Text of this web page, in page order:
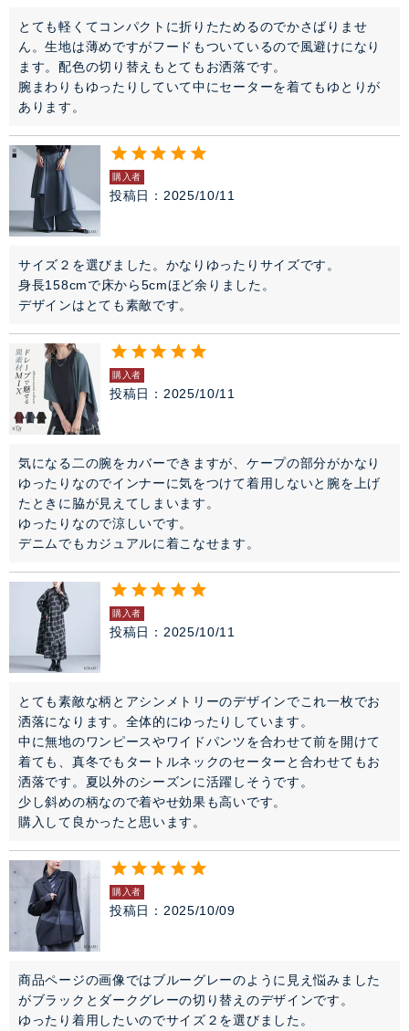
とても軽くてコンパクトに折りたためるのでかさばりませ
ん。生地は薄めですがフードもついているので風避けになり
ます。配色の切り替えもとてもお洒落です。
腕まわりもゆったりしていて中にセーターを着てもゆとりが
購入者
投稿日 2025/10/11
サイズ２を選びました。かなりゆったりサイズです。
身長158cmで床から5cmほど余りました。
デザインはとても素敵です。
購入者
投稿日 2025/10/11
気になる二の腕をカバーできますが、ケープの部分がかなり
ゆったりなのでインナーに気をつけて着用しないと腕を上げ
たときに脇が見えてしまいます。
ゆったりなので涼しいです。
デニムでもカジュアルに着こなせます。
購入者
投稿日 2025/10/11
とても素敵な柄とアシンメトリーのデザインでこれ一枚でお
洒落になります。全体的にゆったりしています。
中に無地のワンピースやワイドパンツを合わせて前を開けて
着ても、真冬でもタートルネックのセーターと合わせてもお
洒落です。夏以外のシーズンに活躍しそうです。
少し斜めの柄なので着やせ効果も高いです。
購入して良かったと思います。
購入者
投稿日 2025/10/09
商品ページの画像ではブルーグレーのように見え悩みました
がブラックとダークグレーの切り替えのデザインです。
ゆったり着用したいのでサイズ２を選びました。